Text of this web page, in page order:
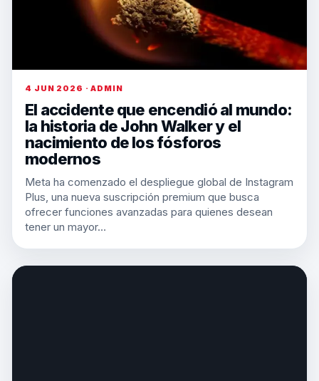
4 JUN 2026 · ADMIN
El accidente que encendió al mundo:
la historia de John Walker y el
nacimiento de los fósforos
modernos
Meta ha comenzado el despliegue global de Instagram
Plus, una nueva suscripción premium que busca
ofrecer funciones avanzadas para quienes desean
tener un mayor…